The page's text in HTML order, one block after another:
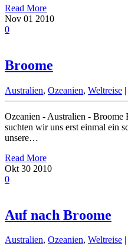
Read More
Nov 01 2010
0
Broome
Australien, Ozeanien, Weltreise |
Ozeanien - Australien - Broome
suchten wir uns erst einmal ein
unsere…
Read More
Okt 30 2010
0
Auf nach Broome
Australien, Ozeanien, Weltreise |